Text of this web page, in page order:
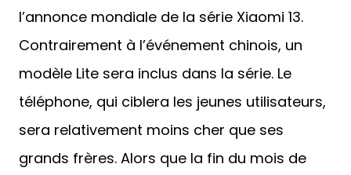
l’annonce mondiale de la série Xiaomi 13.
Contrairement à l’événement chinois, un
modèle Lite sera inclus dans la série. Le
téléphone, qui ciblera les jeunes utilisateurs,
sera relativement moins cher que ses
grands frères. Alors que la fin du mois de